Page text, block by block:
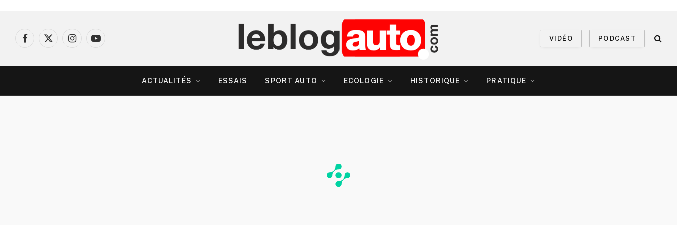
Facebook
X
InstagramYouTube
VIDÉO PODCAST
ACTUALITÉS ESSAIS SPORT AUTO ECOLOGIE HISTORIQUE PRATIQUE